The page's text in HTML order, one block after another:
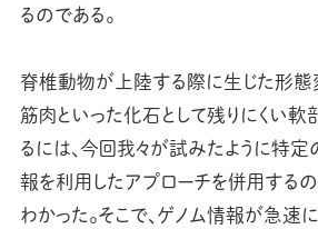
るのである。
脊椎動物が上陸する際に生じた形態
筋肉といった化石として残りにくい
るには、今回我々が試みたように特
報を利用したアプローチを併用する
わかった。そこで、ゲノム情報が急速